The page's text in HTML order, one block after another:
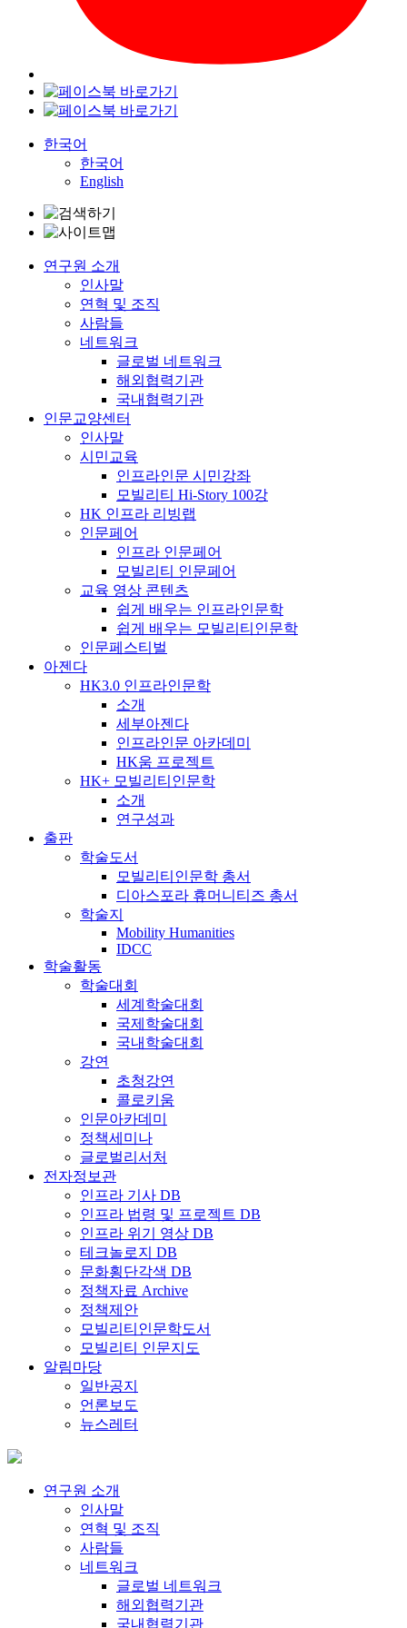
한국어
한국어
English
연구원 소개
인사말
연혁 및 조직
사람들
네트워크
글로벌 네트워크
해외협력기관
국내협력기관
인문교양센터
인사말
시민교육
인프라인문 시민강좌
모빌리티 Hi-Story 100강
HK 인프라 리빙랩
인문페어
인프라 인문페어
모빌리티 인문페어
교육 영상 콘텐츠
쉽게 배우는 인프라인문학
쉽게 배우는 모빌리티인문학
인문페스티벌
아젠다
HK3.0 인프라인문학
소개
세부아젠다
인프라인문 아카데미
HK움 프로젝트
HK+ 모빌리티인문학
소개
연구성과
출판
학술도서
모빌리티인문학 총서
디아스포라 휴머니티즈 총서
학술지
Mobility Humanities
IDCC
학술활동
학술대회
세계학술대회
국제학술대회
국내학술대회
강연
초청강연
콜로키움
인문아카데미
정책세미나
글로벌리서처
전자정보관
인프라 기사 DB
인프라 법령 및 프로젝트 DB
인프라 위기 영상 DB
테크놀로지 DB
문화횡단각색 DB
정책자료 Archive
정책제안
모빌리티인문학도서
모빌리티 인문지도
알림마당
일반공지
언론보도
뉴스레터
연구원 소개
인사말
연혁 및 조직
사람들
네트워크
글로벌 네트워크
해외협력기관
국내협력기관